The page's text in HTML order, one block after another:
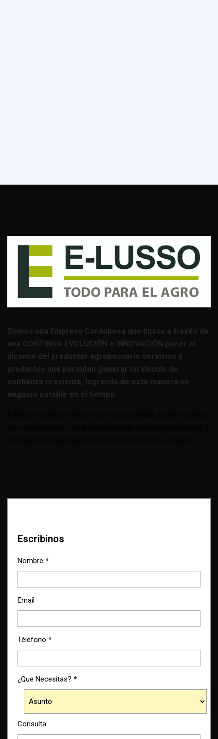
Somos una Empresa Cordobesa que busca a través de
una CONTINUA EVOLUCIÓN e INNOVACIÓN poner al
alcance del productor agropecuario servicios y
productos que permitan generar un vínculo de
confianza creciente, logrando de esta manera un
negocio estable en el tiempo.
Escribinos
Nombre *
Email
Télefono *
¿Que Necesitas? *
Consulta